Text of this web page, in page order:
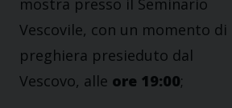
Vescovile, con un momento di
preghiera presieduto dal
Vescovo, alle ore 19:00;